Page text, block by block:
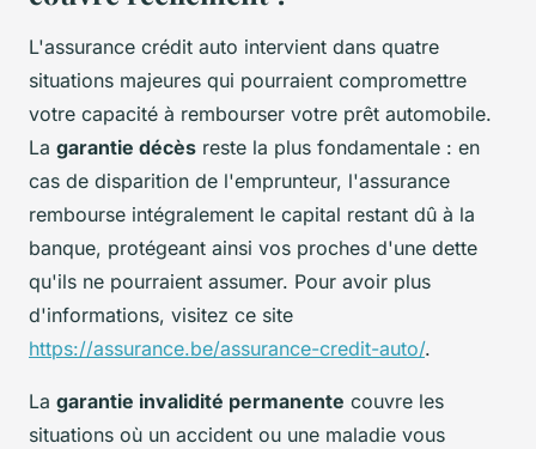
L'assurance crédit auto intervient dans quatre
situations majeures qui pourraient compromettre
votre capacité à rembourser votre prêt automobile.
La garantie décès reste la plus fondamentale : en
cas de disparition de l'emprunteur, l'assurance
rembourse intégralement le capital restant dû à la
banque, protégeant ainsi vos proches d'une dette
qu'ils ne pourraient assumer. Pour avoir plus
d'informations, visitez ce site
https://assurance.be/assurance-credit-auto/.
La garantie invalidité permanente couvre les
situations où un accident ou une maladie vous